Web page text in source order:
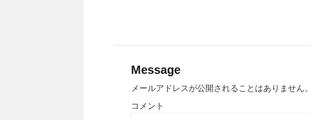
Message
メールアドレスが公開されることはありません。
コメント